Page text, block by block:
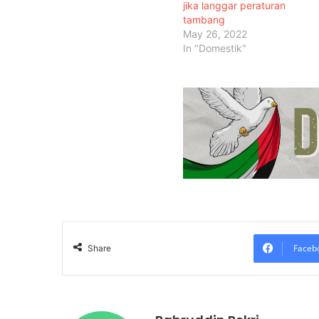
jika langgar peraturan
tambang
May 26, 2022
In "Domestik"
Share